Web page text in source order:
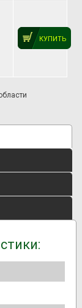
КУПИТЬ